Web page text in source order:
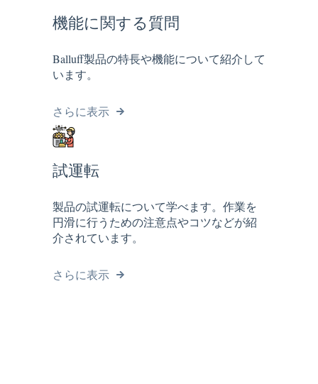
機能に関する質問
Balluff製品の特長や機能について紹介して
います。
さらに表示
試運転
製品の試運転について学べます。作業を
円滑に行うための注意点やコツなどが紹
介されています。
さらに表示